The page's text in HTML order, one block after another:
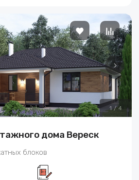
1 / 4
дома Вереск
блоков